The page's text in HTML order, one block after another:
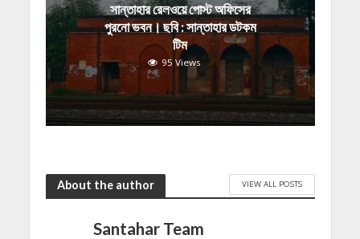
সান্তাহার রেলওয়ে পোস্ট অফিসের
পুরনো ভবন। ছবি : সান্তাহার ডটকম
টিম
95 Views
About the author VIEW ALL POSTS
Santahar Team